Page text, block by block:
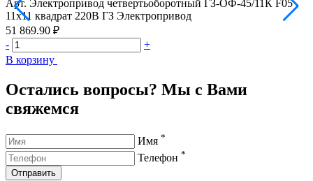
Арт. Электропривод четвертьоборотный ГЗ-ОФ-45/11К F05
11х11 квадрат 220В ГЗ Электропривод
51 869.90 ₽
-
+
В корзину
Остались вопросы? Мы с Вами
свяжемся
Имя *
Телефон *
Отправить